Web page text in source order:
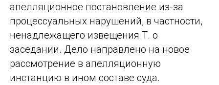
апелляционное постановление из-за
процессуальных нарушений, в частности,
ненадлежащего извещения Т. о
заседании. Дело направлено на новое
рассмотрение в апелляционную
инстанцию в ином составе суда.